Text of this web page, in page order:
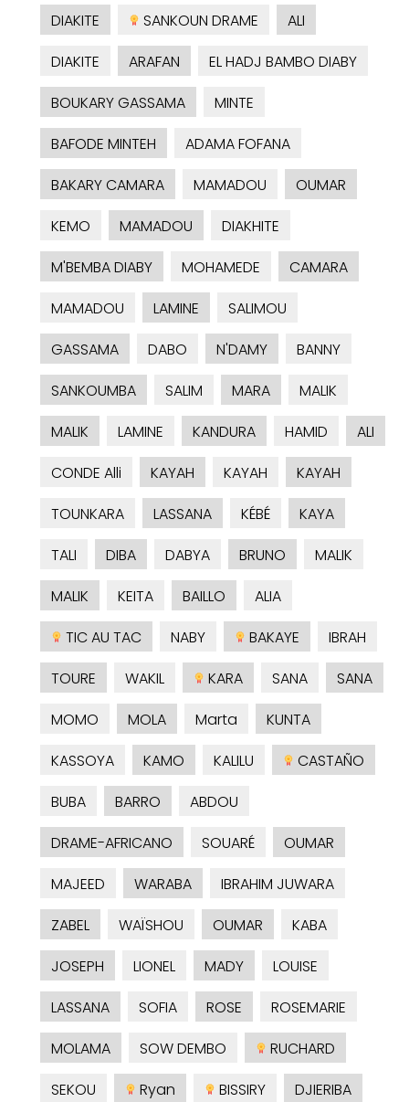
DIAKITE
SANKOUN DRAME
ALI
DIAKITE
ARAFAN
EL HADJ BAMBO DIABY
BOUKARY GASSAMA
MINTE
BAFODE MINTEH
ADAMA FOFANA
BAKARY CAMARA
MAMADOU
OUMAR
KEMO
MAMADOU
DIAKHITE
M'BEMBA DIABY
MOHAMEDE
CAMARA
MAMADOU
LAMINE
SALIMOU
GASSAMA
DABO N'DAMY
BANNY
SANKOUMBA
SALIM MARA
MALIK
MALIK
LAMINE KANDURA HAMID
ALI
CONDE Alli
KAYAH KAYAH
KAYAH
TOUNKARA
LASSANA KÉBÉ
KAYA
TALI
DIBA DABYA BRUNO
MALIK
MALIK
KEITA BAILLO
ALIA
TIC AU TAC
NABY BAKAYE
IBRAH
TOURE
WAKIL KARA SANA
SANA
MOMO
MOLA Marta
KUNTA
KASSOYA
KAMO KALILU
CASTAÑO
BUBA
BARRO
ABDOU
DRAME-AFRICANO
SOUARÉ
OUMAR
MAJEED
WARABA
IBRAHIM JUWARA
ZABEL
WAÏSHOU OUMAR
KABA
JOSEPH
LIONEL MADY
LOUISE
LASSANA
SOFIA ROSE
ROSEMARIE
MOLAMA
SOW DEMBO
RUCHARD
SEKOU
Ryan BISSIRY
DJIERIBA